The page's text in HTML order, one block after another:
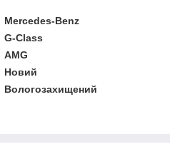
Mercedes-Benz
G-Class
AMG
Новий
Вологозахищений